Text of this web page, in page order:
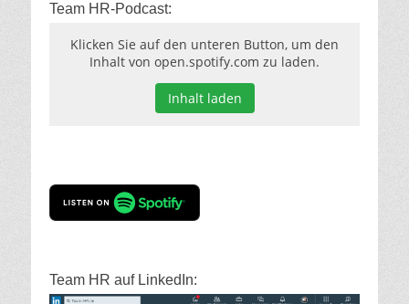
Team HR-Podcast:
Klicken Sie auf den unteren Button, um den
Inhalt von open.spotify.com zu laden.
Inhalt laden
Team HR auf LinkedIn: